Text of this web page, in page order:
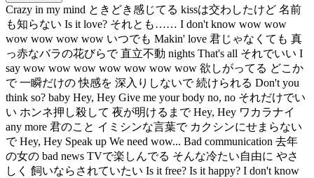
Crazy in my mind ときどき感じてる kissは交わしたけど 名前
も知らない Is it love? それとも…… I don't know wow wow
wow wow wow wow いつでも Makin' love 君じゃなくても 真
っ赤なバラの花びらで 直立不動 nights That's all それでいい I
say wow wow wow wow wow wow wow 欲しがってる どこか
で 一瞬だけの 快感を 深入りしないで 続けられる Don't you
think so? baby Hey, Hey Give me your body no, no それだけでい
い ホンネ押し殺して 夜が明けるまで Hey, Hey ワカラナイ
any more 君のこと イミシンな言葉で カクシンにせまらない
で Hey, Hey Speak up We need wow... Bad communication 去年
の女の bad news TVで楽しんでる そんな冷たい自由に やさ
しく 飼いならされていたい Is it free? Is it happy? I don't know